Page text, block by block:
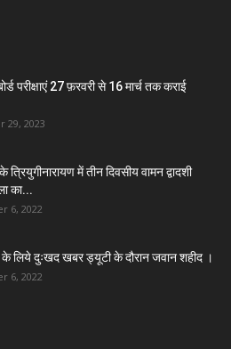
परीक्षाएं 27 फ़रवरी से 16 मार्च तक कराई
29, 2023
त्रियुगीनारायण में तीन दिवसीय वामन द्वादशी
का...
6, 2022
के लिये दुःखद खबर ड्यूटी के दौरान जवान शहीद ।
6, 2022